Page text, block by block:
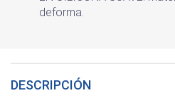
deforma.
DESCRIPCIÓN